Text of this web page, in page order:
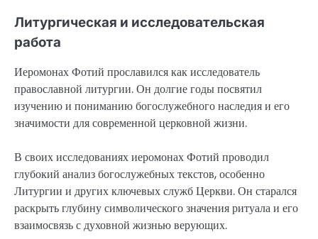
Литургическая и исследовательская
работа
Иеромонах Фотий прославился как исследователь
православной литургии. Он долгие годы посвятил
изучению и пониманию богослужебного наследия и его
значимости для современной церковной жизни.
В своих исследованиях иеромонах Фотий проводил
глубокий анализ богослужебных текстов, особенно
Литургии и других ключевых служб Церкви. Он старался
раскрыть глубину символического значения ритуала и его
взаимосвязь с духовной жизнью верующих.